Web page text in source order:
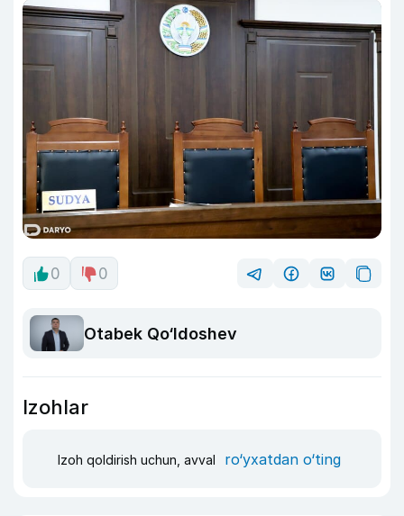
0 0
Otabek Qo‘ldoshev
Izohlar
Izoh qoldirish uchun, avval ro‘yxatdan o‘ting